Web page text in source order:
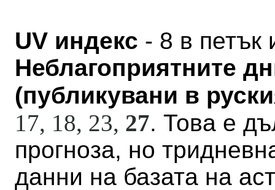
UV индекс - 8 в петък
Неблагоприятните
(публикувани в
17, 18, 23, 27. Това е
прогноза, но
данни на базата на